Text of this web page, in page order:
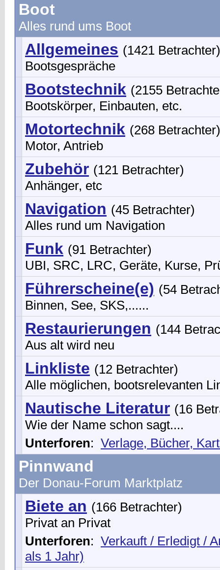
Boot
Alles rund ums Boot
Allgemeines (1421 Betrachter)
Bootsgespräche
Bootstechnik (2155
Bootskörper, Einbauten, etc.
Motortechnik (268 Betrachter)
Motor, Antrieb
Zubehör (121 Betrachter)
Anhänger, etc
Navigation (45 Betrachter)
Alles rund um Navigation
Funk (91 Betrachter)
UBI, SRC, LRC, Geräte, Kurse,
Führerscheine(e) (54
Binnen, See, SKS,......
Restaurierungen (144
Aus alt wird neu
Linkliste (12 Betrachter)
Alle möglichen, bootsrelevanten
Nautische Literatur (16
Wie der Name schon sagt....
Unterforen: Verlage, Bücher,
Pinnwand
Der Donau-Forum Marktplatz
Biete an (166 Betrachter)
Privat an Privat
Unterforen: Verkauft / Erledigt /
als 1 Jahr)